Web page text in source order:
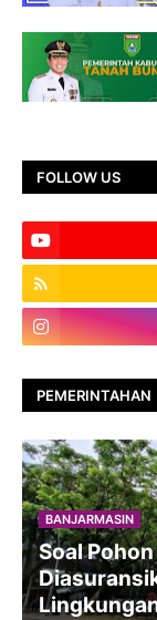
FOLLOW US
PEMERINTAHAN
BANJARMASIN
Soal